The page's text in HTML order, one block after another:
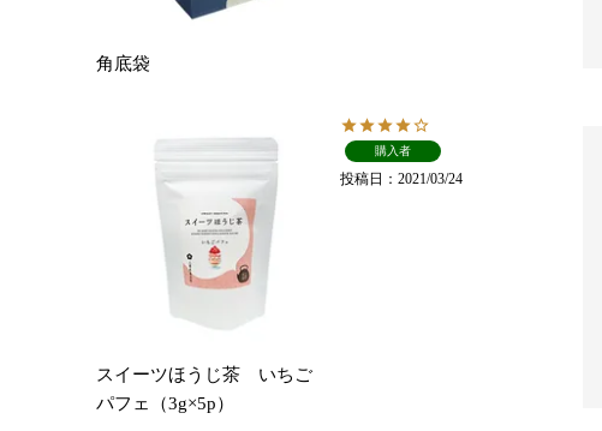
角底袋
スイーツほうじ茶 いちご
パフェ（3g×5p）
購入者
投稿日 2021/03/24